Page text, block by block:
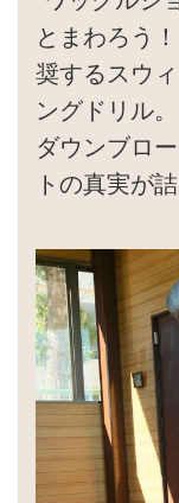
とまわろう
奨するスウィ
ングドリル
ダウンブロ
トの真実が